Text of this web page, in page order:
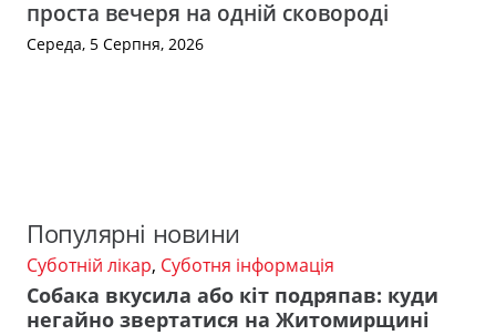
проста вечеря на одній сковороді
Середа, 5 Серпня, 2026
Популярні новини
Суботній лікар, Суботня інформація
Собака вкусила або кіт подряпав: куди
негайно звертатися на Житомирщині